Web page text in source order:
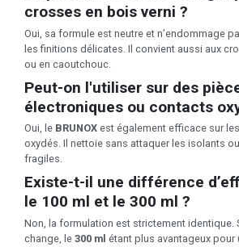
crosses en bois verni ?
Oui, sa formule est neutre et n’endommage
les finitions délicates. Il convient aussi aux
ou en caoutchouc.
Peut-on l'utiliser sur des
électroniques ou contacts
Oui, le BRUNOX est également efficace sur
oxydés. Il nettoie sans attaquer les isolants
fragiles.
Existe-t-il une différence
le 100 ml et le 300 ml ?
Non, la formulation est strictement identique.
change, le 300 ml étant plus avantageux pour